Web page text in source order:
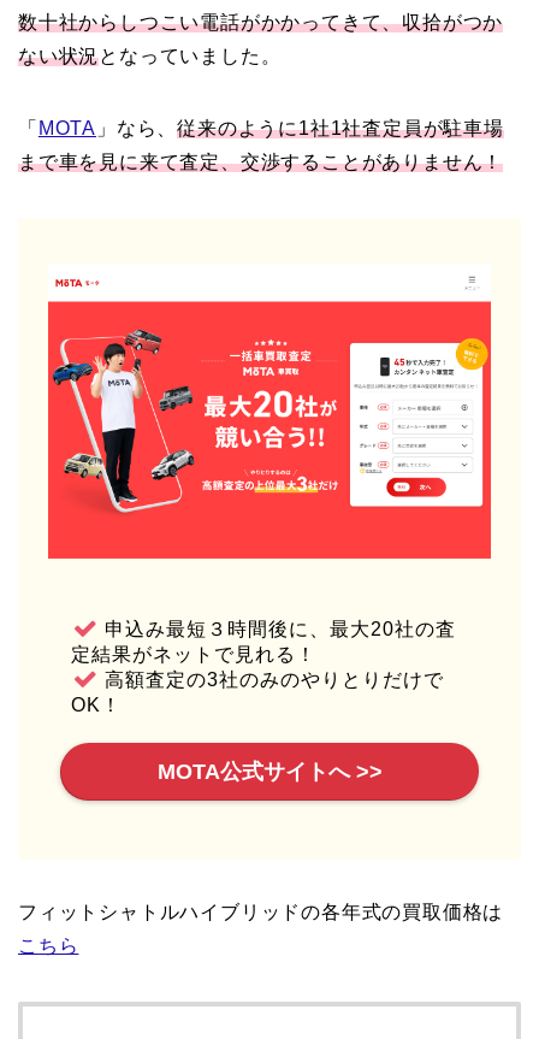
数十社からしつこい電話がかかってきて、収拾がつか
ない状況となっていました。
「 MOTA 」なら、従来のように1社1社査定員が駐車場
まで車を見に来て査定、交渉することがありません！
申込み最短３時間後に、最大20社の査
定結果がネットで見れる！
高額査定の3社のみのやりとりだけで
OK！
MOTA公式サイトへ >>
フィットシャトルハイブリッドの各年式の買取価格は
こちら